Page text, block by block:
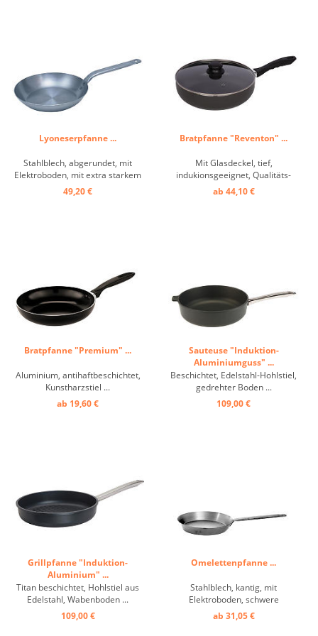
Lyoneserpfanne ...
Stahlblech, abgerundet, mit
Elektroboden, mit extra starkem
Boden (3mm), für Elektro +
Induktion ...
49,20 €
Bratpfanne "Reventon" ...
Mit Glasdeckel, tief,
indukionsgeeignet, Qualitäts-
Aluminiumlegierung, 3 mm
starker Boden, langlebige
ab 44,10 €
Bratpfanne "Premium" ...
Aluminium, antihaftbeschichtet,
Kunstharzstiel ...
ab 19,60 €
Sauteuse "Induktion-
Aluminiumguss" ...
Beschichtet, Edelstahl-Hohlstiel,
gedrehter Boden ...
109,00 €
Grillpfanne "Induktion-
Aluminium" ...
Titan beschichtet, Hohlstiel aus
Edelstahl, Wabenboden ...
109,00 €
Omelettenpfanne ...
Stahlblech, kantig, mit
Elektroboden, schwere
Ausführung mit Hohlstiel, mit
extra starkem Boden (3mm),
ab 31,05 €